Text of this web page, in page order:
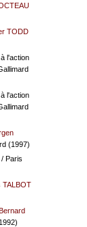
TODD
l'action
l'action
(1997)
Paris
TALBOT